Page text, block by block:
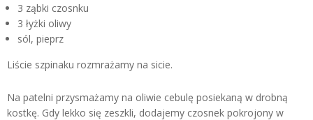
3 ząbki czosnku
3 łyżki oliwy
sól, pieprz
Liście szpinaku rozmrażamy na sicie.
Na patelni przysmażamy na oliwie cebulę posiekaną w drobną
kostkę. Gdy lekko się zeszkli, dodajemy czosnek pokrojony w